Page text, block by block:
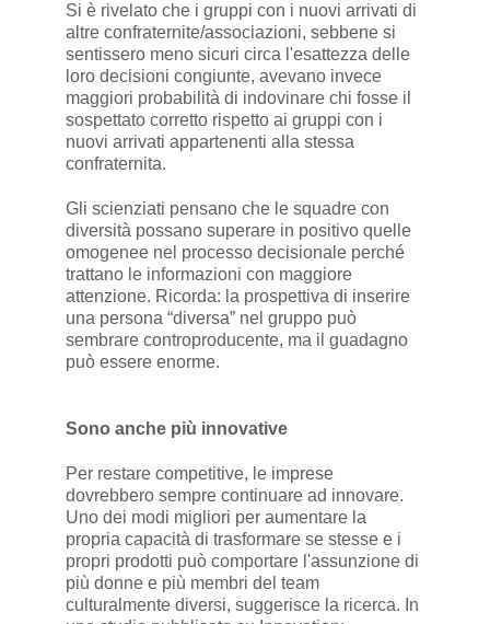
Si è rivelato che i gruppi con i nuovi arrivati di
altre confraternite/associazioni, sebbene si
sentissero meno sicuri circa l'esattezza delle
loro decisioni congiunte, avevano invece
maggiori probabilità di indovinare chi fosse il
sospettato corretto rispetto ai gruppi con i
nuovi arrivati ​​appartenenti alla stessa
confraternita.
Gli scienziati pensano che le squadre con
diversità possano superare in positivo quelle
omogenee nel processo decisionale perché
trattano le informazioni con maggiore
attenzione. Ricorda: la prospettiva di inserire
una persona “diversa” nel gruppo può
sembrare controproducente, ma il guadagno
può essere enorme.
Sono anche più innovative
Per restare competitive, le imprese
dovrebbero sempre continuare ad innovare.
Uno dei modi migliori per aumentare la
propria capacità di trasformare se stesse e i
propri prodotti può comportare l'assunzione di
più donne e più membri del team
culturalmente diversi, suggerisce la ricerca. In